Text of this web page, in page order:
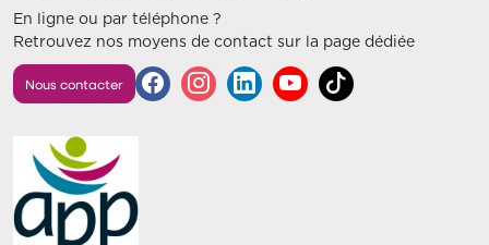
En ligne ou par téléphone ?
Retrouvez nos moyens de contact sur la page dédiée
Nous contacter